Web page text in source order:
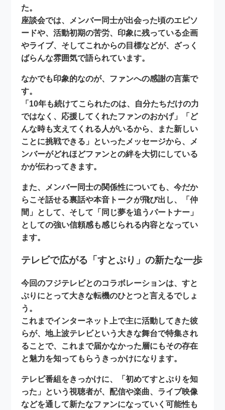
た。
座談会では、メンバー同士が出会った頃のエピソ
ードや、活動初期の苦労、印象に残っている企画
やライブ、そしてこれからの目標などが、ざっく
ばらんな雰囲気で語られています。
なかでも印象的なのが、 ファンへの感謝の言葉で
す。
「10年も続けてこられたのは、自分たちだけの力
ではなく、応援してくれたファンのおかげ」「ど
んな時も支えてくれる人がいるから、また新しい
ことに挑戦できる」といったメッセージから、メ
ンバーがどれほどファンとの絆を大切にしている
かが伝わってきます。
また、メンバー同士の関係性についても、今だか
らこそ話せる裏話や本音トークが飛び出し、「仲
間」として、そして「同じ夢を追うパートナー」
としての強い信頼感も感じられる内容となってい
ます。
テレビで広がる「すとぷり」の新たな一歩
今回のフジテレビとのコラボレーションは、すと
ぷりにとって大きな転機のひとつと言えるでしょ
う。
これまでインターネット上で主に活動してきた彼
らが、地上波テレビという大きな舞台で特集され
ることで、これまで届かなかった層にもその存在
と魅力を知ってもらうきっかけになります。
テレビ番組をきっかけに、
「初めてすとぷりを知
った」 という視聴者が、配信や楽曲、ライブ映像
などを通して新たなファンになっていく可能性も